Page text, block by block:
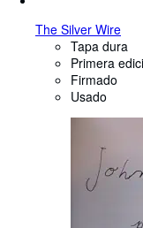
The Silver Wire
Tapa dura
Primera
Firmado
Usado